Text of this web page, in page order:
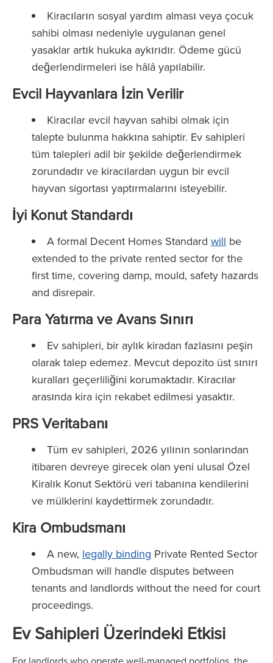
Kiracıların sosyal yardım alması veya çocuk
sahibi olması nedeniyle uygulanan genel
yasaklar artık hukuka aykırıdır. Ödeme gücü
değerlendirmeleri ise hâlâ yapılabilir.
Evcil Hayvanlara İzin Verilir
Kiracılar evcil hayvan sahibi olmak için
talepte bulunma hakkına sahiptir. Ev sahipleri
tüm talepleri adil bir şekilde değerlendirmek
zorundadır ve kiracılardan uygun bir evcil
hayvan sigortası yaptırmalarını isteyebilir.
İyi Konut Standardı
A formal Decent Homes Standard will be
extended to the private rented sector for the
first time, covering damp, mould, safety hazards
and disrepair.
Para Yatırma ve Avans Sınırı
Ev sahipleri, bir aylık kiradan fazlasını peşin
olarak talep edemez. Mevcut depozito üst sınırı
kuralları geçerliliğini korumaktadır. Kiracılar
arasında kira için rekabet edilmesi yasaktır.
PRS Veritabanı
Tüm ev sahipleri, 2026 yılının sonlarından
itibaren devreye girecek olan yeni ulusal Özel
Kiralık Konut Sektörü veri tabanına kendilerini
ve mülklerini kaydettirmek zorundadır.
Kira Ombudsmanı
A new, legally binding Private Rented Sector
Ombudsman will handle disputes between
tenants and landlords without the need for court
proceedings.
Ev Sahipleri Üzerindeki Etkisi